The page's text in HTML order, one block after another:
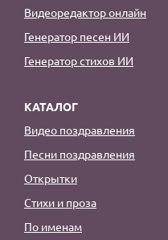
Видеоредактор онлайн
Генератор песен ИИ
Генератор стихов ИИ
КАТАЛОГ
Видео поздравления
Песни поздравления
Открытки
Стихи и проза
По именам